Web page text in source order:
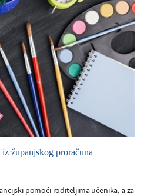
županjskog proračuna
pomoći roditeljima učenika, a za